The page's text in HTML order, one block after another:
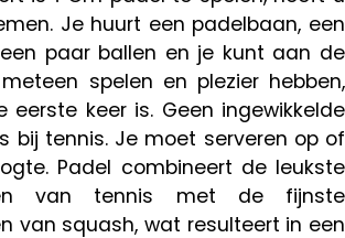
Je huurt een padelbaan, een
paar ballen en je kunt aan de
spelen en plezier hebben,
eerste keer is. Geen ingewikkelde
bij tennis. Je moet serveren op of
Padel combineert de leukste
van tennis met de fijnste
van squash, wat resulteert in een